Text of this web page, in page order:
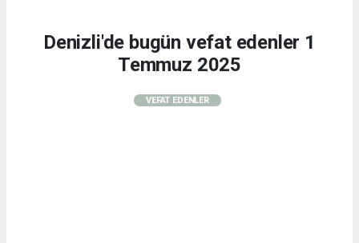
Denizli'de bugün vefat edenler 1
Temmuz 2025
VEFAT EDENLER